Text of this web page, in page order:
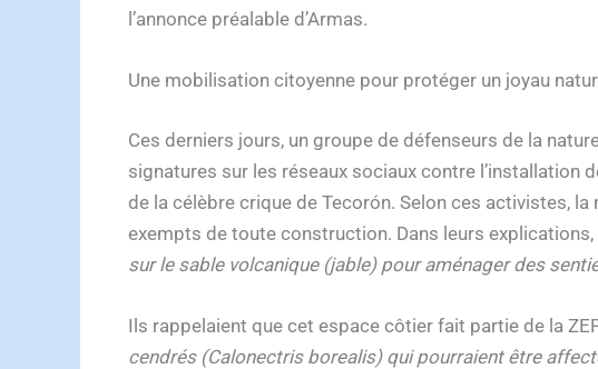
l’annonce préalable d’Armas.
Une mobilisation citoyenne pour protéger un joyau
Ces derniers jours, un groupe de défenseurs de la
signatures sur les réseaux sociaux contre
de la célèbre crique de Tecorón. Selon ces activistes,
exempts de toute construction. Dans leurs
sur le sable volcanique (jable) pour aménager des
Ils rappelaient que cet espace côtier fait partie de la
cendrés (Calonectris borealis) qui pourraient être